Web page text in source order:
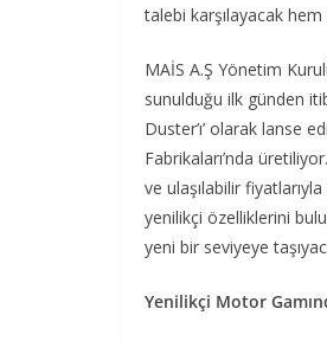
talebi karşılayacak
MAİS A.Ş Yönetim
sunulduğu ilk günden
Duster’ı’ olarak lanse
Fabrikaları’nda
ve ulaşılabilir
yenilikçi özelliklerini
yeni bir seviyeye
Yenilikçi Motor